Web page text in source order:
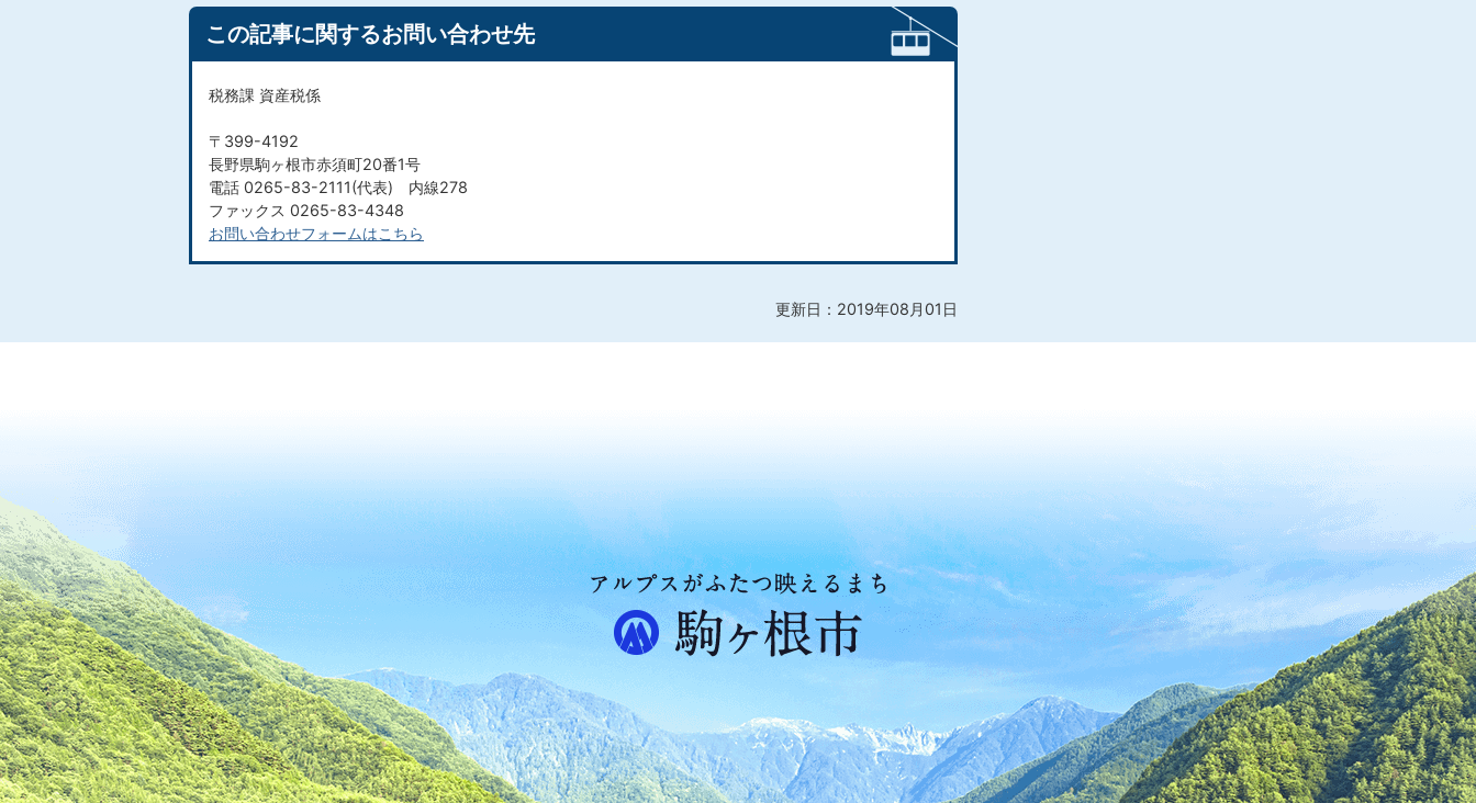
この記事に関するお問い合わせ先
税務課 資産税係
〒399-4192
長野県駒ヶ根市赤須町20番1号
電話 0265-83-2111(代表) 内線278
ファックス 0265-83-4348​​​​​​​
お問い合わせフォームはこちら
更新日：2019年08月01日
ア
ル
た
つ
映
え
る